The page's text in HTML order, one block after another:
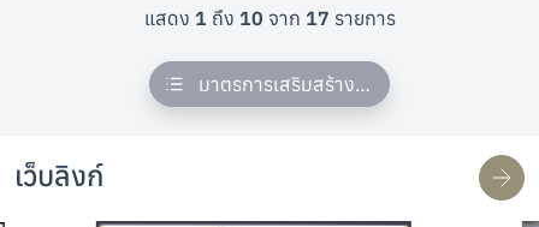
แสดง 1 ถึง 10 จาก 17 รายการ
มาตรการเสริมสร้างมาตรฐานทางจริยธรรม
เว็บลิงก์